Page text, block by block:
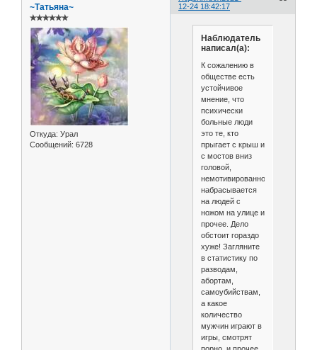
12-24 18:42:17
~Татьяна~
✯✯✯✯✯✯
Откуда: Урал
Сообщений: 6728
Наблюдатель
написал(а):
К сожалению в
обществе есть
устойчивое
мнение, что
психически
больные люди
это те, кто
прыгает с крыш и
с мостов вниз
головой,
немотивированно
набрасывается
на людей с
ножом на улице и
прочее. Дело
обстоит гораздо
хуже! Загляните
в статистику по
разводам,
абортам,
самоубийствам,
а какое
количество
мужчин играют в
игры, смотрят